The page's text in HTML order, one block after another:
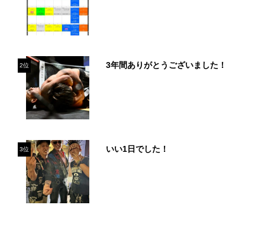
2位 3年間ありがとうございました！
3位 いい1日でした！